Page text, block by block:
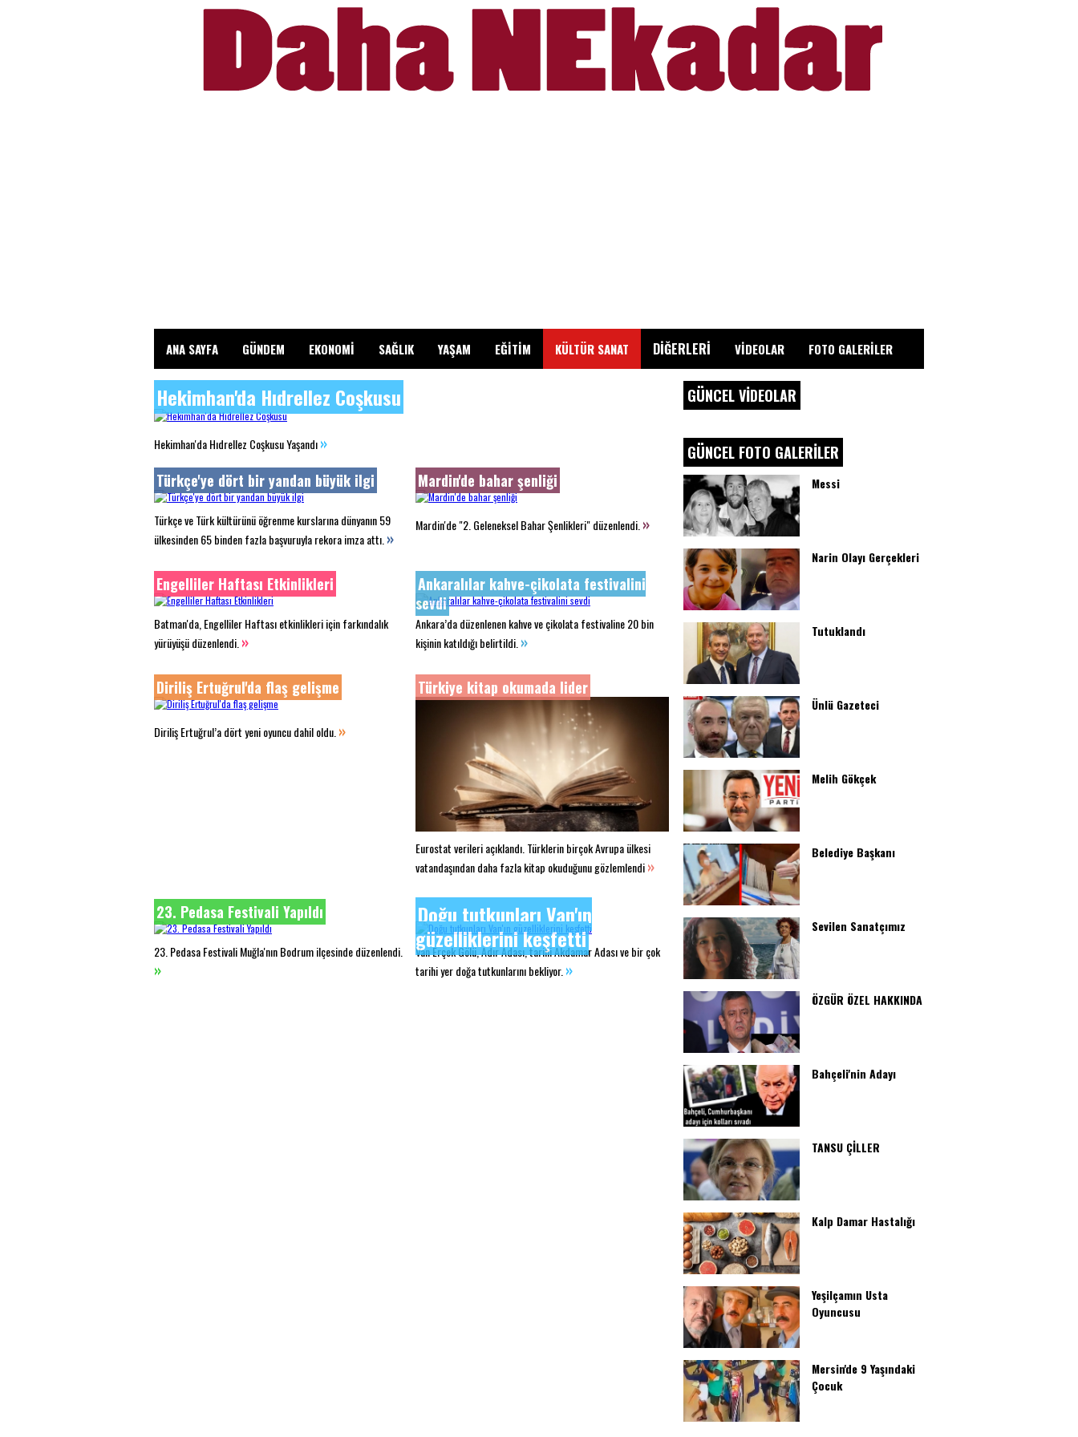
ANA SAYFA GÜNDEM EKONOMİ SAĞLIK YAŞAM EĞİTİM KÜLTÜR SANAT DİĞERLERİ VİDEOLAR FOTO GALERİLER
Hekimhan'da Hıdrellez Coşkusu
Hekimhan'da Hıdrellez Coşkusu Yaşandı»
Türkçe'ye dört bir yandan büyük ilgi
Türkçe ve Türk kültürünü öğrenme kurslarına dünyanın 59
ülkesinden 65 binden fazla başvuruyla rekora imza attı. »
Mardin'de bahar şenliği
Mardin'de "2. Geleneksel Bahar Şenlikleri" düzenlendi. »
Engelliler Haftası Etkinlikleri
Batman'da, Engelliler Haftası etkinlikleri için farkındalık
yürüyüşü düzenlendi. »
Ankaralılar kahve-çikolata festivalini
sevdi
Ankara’da düzenlenen kahve ve çikolata festivaline 20 bin
kişinin katıldığı belirtildi. »
Diriliş Ertuğrul'da flaş gelişme
Diriliş Ertuğrul’a dört yeni oyuncu dahil oldu. »
Türkiye kitap okumada lider
Eurostat verileri açıklandı. Türklerin birçok Avrupa ülkesi
vatandaşından daha fazla kitap okuduğunu gözlemlendi»
23. Pedasa Festivali Yapıldı
23. Pedasa Festivali Muğla'nın Bodrum ilçesinde düzenlendi.
»
Doğu tutkunları Van'ın
güzelliklerini keşfetti
Van Erçek Gölü, Adır Adası, tarihi Akdamar Adası ve bir çok
tarihi yer doğa tutkunlarını bekliyor. »
GÜNCEL VİDEOLAR
GÜNCEL FOTO GALERİLER
Messi
Narin Olayı Gerçekleri
Tutuklandı
Ünlü Gazeteci
Melih Gökçek
Belediye Başkanı
Sevilen Sanatçımız
ÖZGÜR ÖZEL HAKKINDA
Bahçeli'nin Adayı
TANSU ÇİLLER
Kalp Damar Hastalığı
Yeşilçamın Usta
Oyuncusu
Mersin'de 9 Yaşındaki
Çocuk